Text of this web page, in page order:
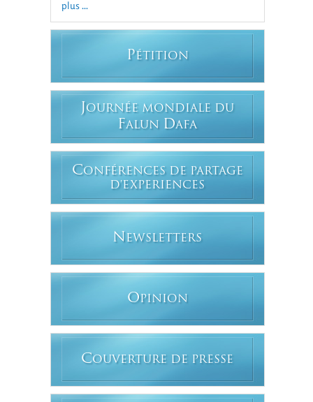
plus ...
PÉTITION
JOURNÉE MONDIALE DU
FALUN DAFA
CONFÉRENCES DE PARTAGE
D'EXPERIENCES
N EWSLETTERS
OPINION
COUVERTURE DE PRESSE